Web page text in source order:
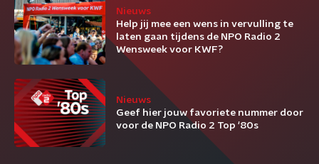
Nieuws
Help jij mee een wens in vervulling te
laten gaan tijdens de NPO Radio 2
Wensweek voor KWF?
Nieuws
Geef hier jouw favoriete nummer door
voor de NPO Radio 2 Top '80s